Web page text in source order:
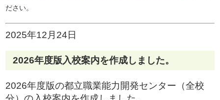
ださい。
2025年12月24日
2026年度版入校案内を作成しました。
2026年度版の都立職業能力開発センター（全校